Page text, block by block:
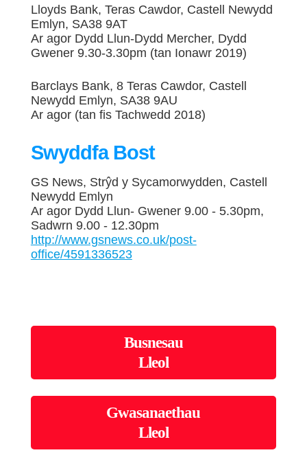
Lloyds Bank, Teras Cawdor, Castell Newydd
Emlyn, SA38 9AT
Ar agor Dydd Llun-Dydd Mercher, Dydd
Gwener 9.30-3.30pm (tan Ionawr 2019)
Barclays Bank, 8 Teras Cawdor, Castell
Newydd Emlyn, SA38 9AU
Ar agor (tan fis Tachwedd 2018)
Swyddfa Bost
GS News, Strŷd y Sycamorwydden, Castell
Newydd Emlyn
Ar agor Dydd Llun- Gwener 9.00 - 5.30pm,
Sadwrn 9.00 - 12.30pm
http://www.gsnews.co.uk/post-
office/4591336523
Busnesau
Lleol
Gwasanaethau
Lleol